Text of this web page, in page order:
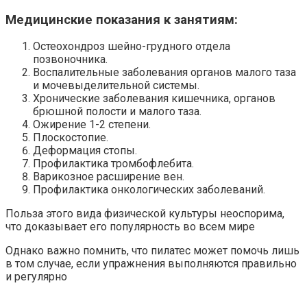
Медицинские показания к занятиям:
Остеохондроз шейно-грудного отдела
позвоночника.
Воспалительные заболевания органов малого таза
и мочевыделительной системы.
Хронические заболевания кишечника, органов
брюшной полости и малого таза.
Ожирение 1-2 степени.
Плоскостопие.
Деформация стопы.
Профилактика тромбофлебита.
Варикозное расширение вен.
Профилактика онкологических заболеваний.
Польза этого вида физической культуры неоспорима,
что доказывает его популярность во всем мире
Однако важно помнить, что пилатес может помочь лишь
в том случае, если упражнения выполняются правильно
и регулярно